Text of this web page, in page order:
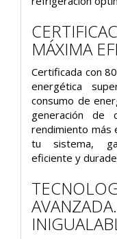
MÁXIMA
Certificada con
energética
consumo de
generación de
rendimiento más
tu sistema,
eficiente y